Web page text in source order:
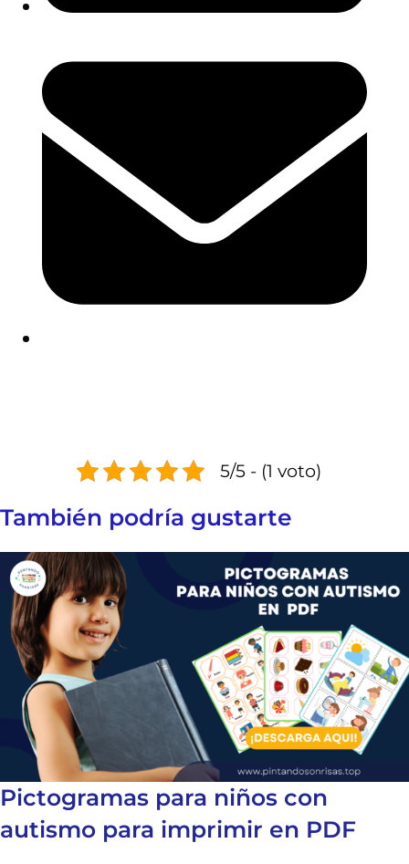
5/5 - (1 voto)
También podría gustarte
Pictogramas para niños con
autismo para imprimir en PDF